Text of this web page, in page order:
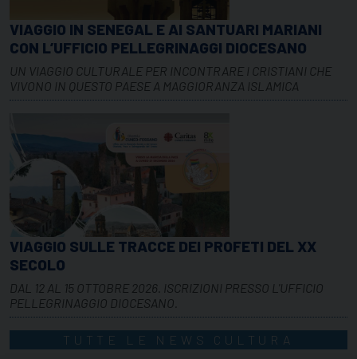
VIAGGIO IN SENEGAL E AI SANTUARI MARIANI
CON L’UFFICIO PELLEGRINAGGI DIOCESANO
UN VIAGGIO CULTURALE PER INCONTRARE I CRISTIANI CHE
VIVONO IN QUESTO PAESE A MAGGIORANZA ISLAMICA
VIAGGIO SULLE TRACCE DEI PROFETI DEL XX
SECOLO
DAL 12 AL 15 OTTOBRE 2026. ISCRIZIONI PRESSO L'UFFICIO
PELLEGRINAGGIO DIOCESANO.
TUTTE LE NEWS CULTURA